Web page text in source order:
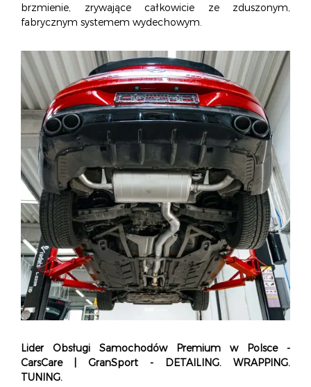
brzmienie, zrywające całkowicie ze zduszonym,
fabrycznym systemem wydechowym.
Lider Obsługi Samochodów Premium w Polsce -
CarsCare | GranSport - DETAILING. WRAPPING.
TUNING.